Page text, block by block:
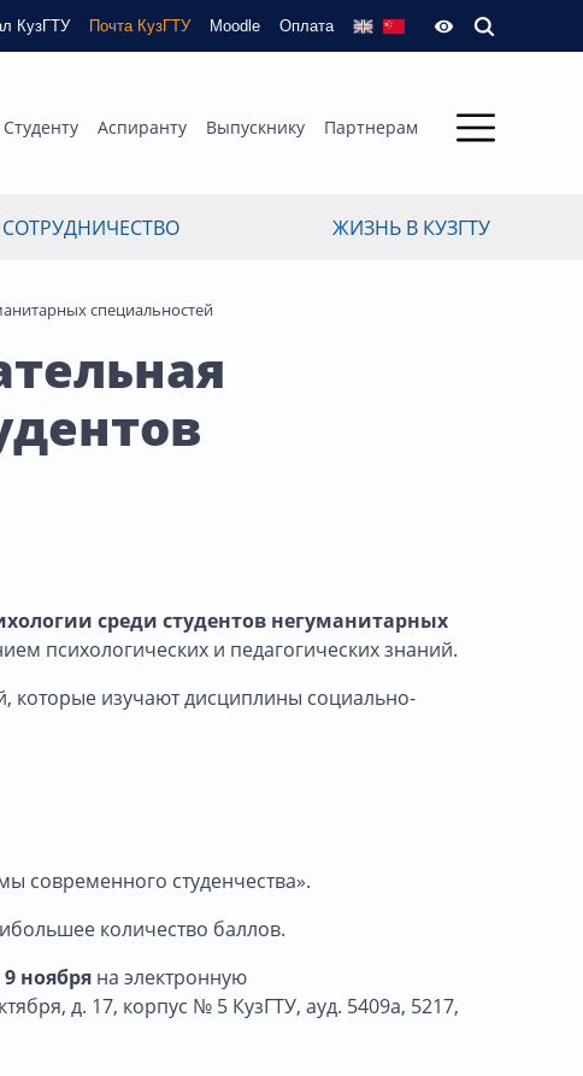
КузГТУ Почта КузГТУ Moodle Оплата
Студенту Аспиранту Выпускнику Партнерам
СОТРУДНИЧЕСТВО ЖИЗНЬ В КУЗГТУ
специальностей
среди студентов негуманитарных
психологических и педагогических знаний.
которые изучают дисциплины социально-
современного студенчества».
количество баллов.
ноября на электронную
д. 17, корпус № 5 КузГТУ, ауд. 5409а, 5217,